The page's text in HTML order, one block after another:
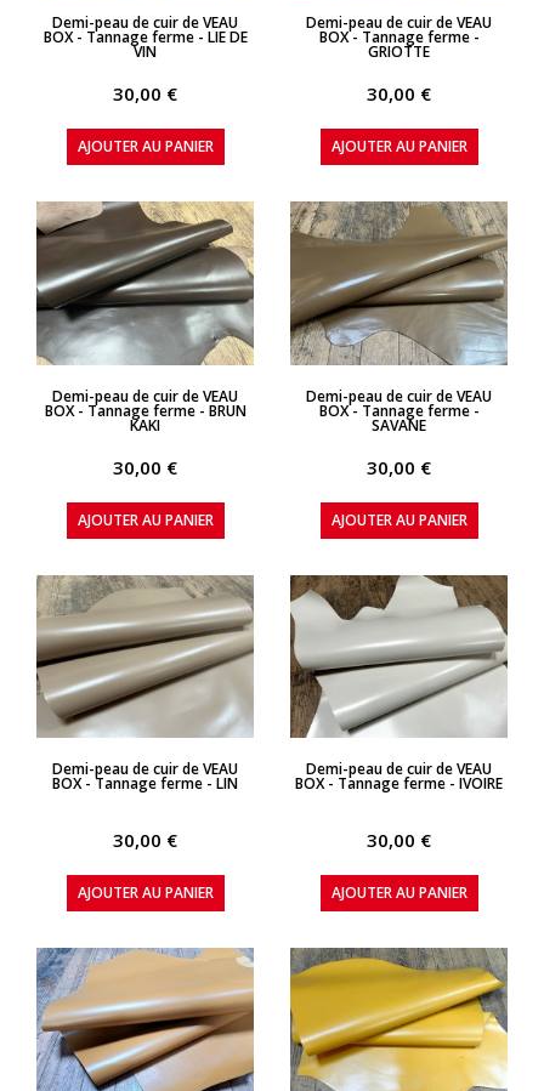
APERÇU RAPIDE
Demi-peau de cuir de VEAU
BOX - Tannage ferme - LIE DE
VIN
30,00 €
AJOUTER AU PANIER
APERÇU RAPIDE
Demi-peau de cuir de VEAU
BOX - Tannage ferme -
GRIOTTE
30,00 €
AJOUTER AU PANIER
APERÇU RAPIDE
Demi-peau de cuir de VEAU
BOX - Tannage ferme - BRUN
KAKI
30,00 €
AJOUTER AU PANIER
APERÇU RAPIDE
Demi-peau de cuir de VEAU
BOX - Tannage ferme -
SAVANE
30,00 €
AJOUTER AU PANIER
APERÇU RAPIDE
Demi-peau de cuir de VEAU
BOX - Tannage ferme - LIN
30,00 €
AJOUTER AU PANIER
APERÇU RAPIDE
Demi-peau de cuir de VEAU
BOX - Tannage ferme - IVOIRE
30,00 €
AJOUTER AU PANIER